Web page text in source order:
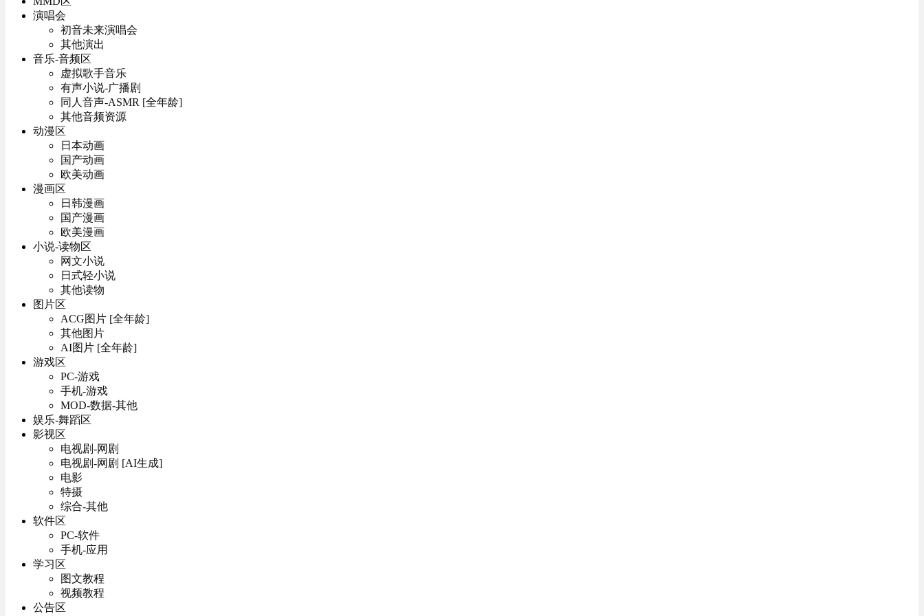
演唱会
初音未来演唱会
其他演出
音乐-音频区
虚拟歌手音乐
有声小说-广播剧
同人音声-ASMR [全年龄]
其他音频资源
动漫区
日本动画
国产动画
欧美动画
漫画区
日韩漫画
国产漫画
欧美漫画
小说-读物区
网文小说
日式轻小说
其他读物
图片区
ACG图片 [全年龄]
其他图片
AI图片 [全年龄]
游戏区
PC-游戏
手机-游戏
MOD-数据-其他
娱乐-舞蹈区
影视区
电视剧-网剧
电视剧-网剧 [AI生成]
电影
特摄
综合-其他
软件区
PC-软件
手机-应用
学习区
图文教程
视频教程
公告区